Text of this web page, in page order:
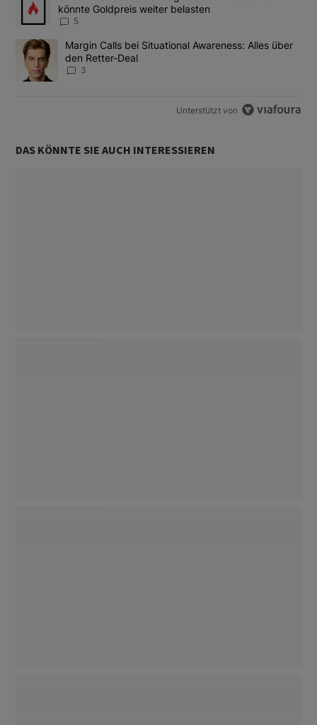
könnte Goldpreis weiter belasten
5
Ein Trendartikel mit dem Titel "Margin Calls bei Situational
Margin Calls bei Situational Awareness: Alles über
den Retter-Deal
3
Unterstützt von
DAS KÖNNTE SIE AUCH INTERESSIEREN